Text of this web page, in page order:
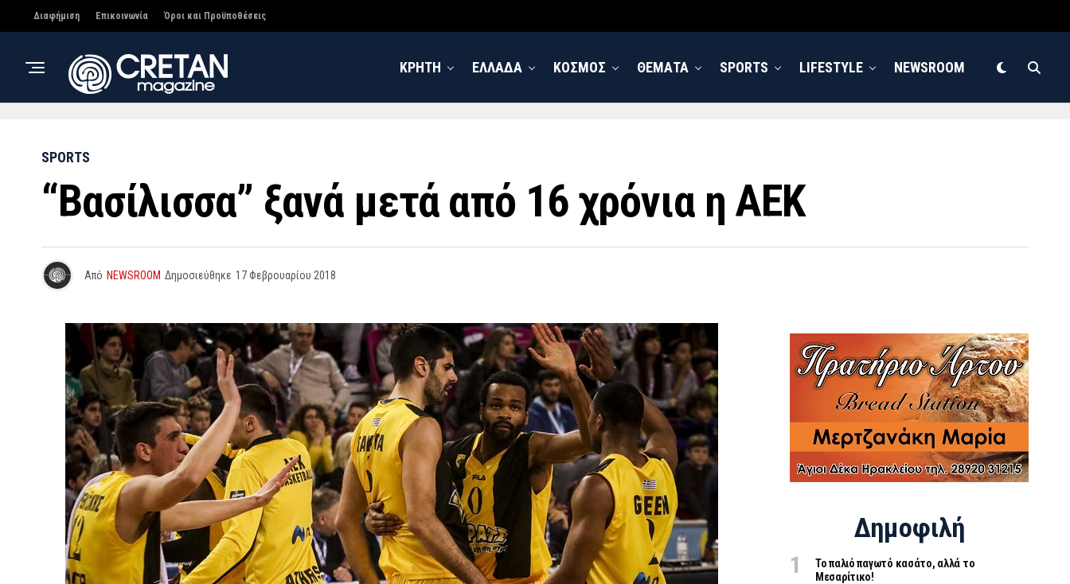
Διαφήμιση Επικοινωνία Όροι και Προϋποθέσεις
ΚΡΗΤΗ ΕΛΛΑΔΑ ΚΟΣΜΟΣ ΘΕΜΑΤΑ SPORTS LIFESTYLE NEWSROOM
SPORTS
“Βασίλισσα” ξανά μετά από 16 χρόνια η ΑΕΚ
Από NEWSROOM Δημοσιεύθηκε 17 Φεβρουαρίου 2018
Δημοφιλή
Το παλιό παγωτό κασάτο, αλλά το
Μεσαρίτικο!